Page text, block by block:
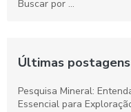
Últimas postagens
Pesquisa Mineral:
Essencial para